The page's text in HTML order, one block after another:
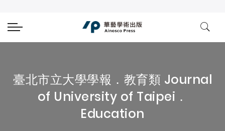
臺北市立大學學報．教育類 Journal
of University of Taipei．
Education